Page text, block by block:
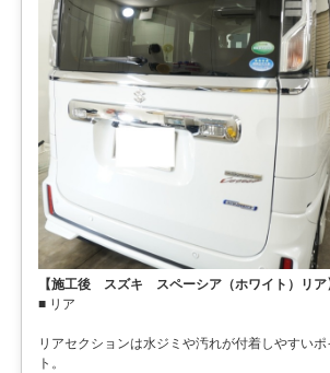
【施工後 スズキ スペーシア（ホワイト）リア
■ リア
リアセクションは水ジミや汚れが付着しやすいポ
ト。